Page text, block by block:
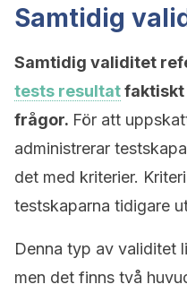
Samtidig
Samtidig validitet
tests resultat
frågor. För att
administrerar
det med kriterier.
testskaparna tidigare
Denna typ av validitet
men det finns två